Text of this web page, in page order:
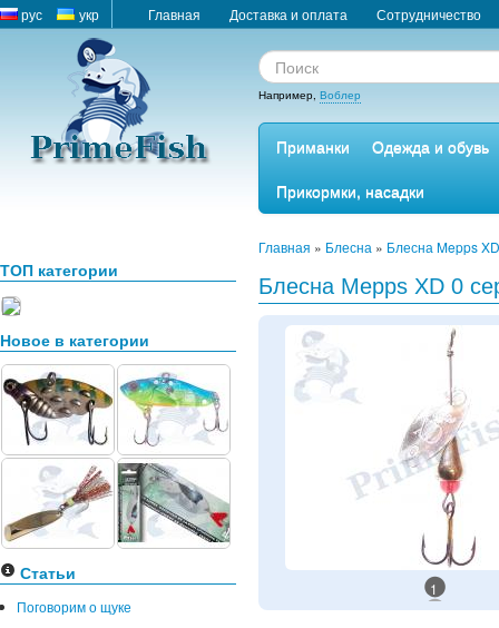
рус укр Главная Доставка и оплата Сотрудничество
Например, Воблер
Приманки
Одежда и обувь
Прикормки, насадки
ТОП категории
Новое в категории
Статьи
Поговорим о щуке
Главная » Блесна » Блесна Mepps
Блесна Mepps XD 0
1